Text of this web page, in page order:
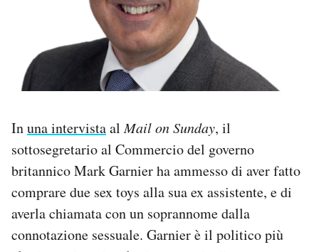
NEWSLETTER
I MIEI PREFERITI
CALENDARIO
AREA PERSONALE
Area Personale
Inuna intervistaalMail on Sunday, il
sottosegretario al Commercio del governo
britannico Mark Garnier ha ammesso di aver fatto
comprare due sex toys alla sua ex assistente, e di
averla chiamata con un soprannome dalla
connotazione sessuale. Garnier è il politico più